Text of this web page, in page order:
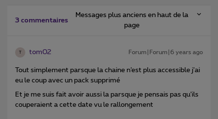
3 commentaires
Messages plus anciens en haut de la
page
T tom02 Forum|Forum|6 years ago
Tout simplement parsque la chaine n’est plus accessible j’ai
eu le coup avec un pack supprimé
Et je me suis fait avoir aussi la parsque je pensais pas qu’ils
couperaient a cette date vu le rallongement